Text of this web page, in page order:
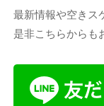
最新情報や空きス
是非こちらからも